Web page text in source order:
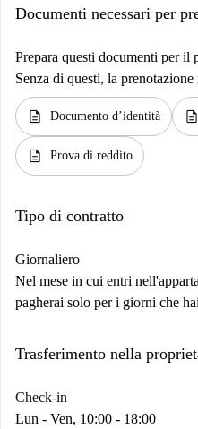
Documenti necessari per
Prepara questi documenti per il
Senza di questi, la
description Documento d’identità description
description Prova di reddito
Tipo di contratto
Giornaliero
Nel mese in cui entri
pagherai solo per i giorni che
Trasferimento nella
Check-in
Lun - Ven, 10:00 - 18:00